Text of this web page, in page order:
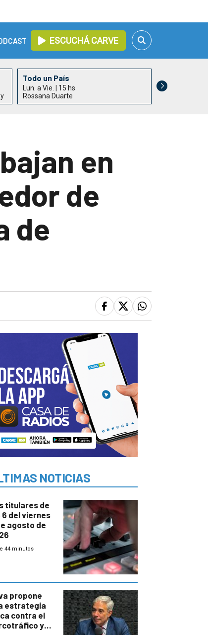
ESCUCHÁ CARVE
Todo un País
Lun. a Vie. | 15 hs
Rossana Duarte
Lun. a Vie. | 17
en
de
de
NOTICIAS
titulares de
6 del viernes
agosto de
44 minutos
propone
estrategia
contra el
y